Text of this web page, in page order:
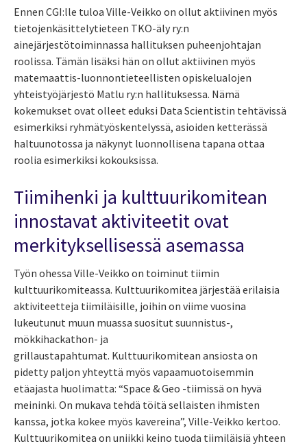
Ennen CGI:lle tuloa Ville-Veikko on ollut aktiivinen myös
tietojenkäsittelytieteen TKO-äly ry:n
ainejärjestötoiminnassa hallituksen puheenjohtajan
roolissa. Tämän lisäksi hän on ollut aktiivinen myös
matemaattis-luonnontieteellisten opiskelualojen
yhteistyöjärjestö Matlu ry:n hallituksessa. Nämä
kokemukset ovat olleet eduksi Data Scientistin tehtävissä
esimerkiksi ryhmätyöskentelyssä, asioiden ketterässä
haltuunotossa ja näkynyt luonnollisena tapana ottaa
roolia esimerkiksi kokouksissa.
Tiimihenki ja kulttuurikomitean
innostavat aktiviteetit ovat
merkityksellisessä asemassa
Työn ohessa Ville-Veikko on toiminut tiimin
kulttuurikomiteassa. Kulttuurikomitea järjestää erilaisia
aktiviteetteja tiimiläisille, joihin on viime vuosina
lukeutunut muun muassa suositut suunnistus-,
mökkihackathon- ja
grillaustapahtumat. Kulttuurikomitean ansiosta on
pidetty paljon yhteyttä myös vapaamuotoisemmin
etäajasta huolimatta: “Space & Geo -tiimissä on hyvä
meininki. On mukava tehdä töitä sellaisten ihmisten
kanssa, jotka kokee myös kavereina”, Ville-Veikko kertoo.
Kulttuurikomitea on uniikki keino tuoda tiimiläisiä yhteen